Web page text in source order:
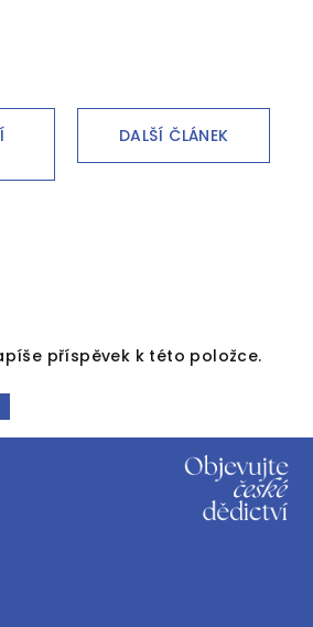
DALŠÍ ČLÁNEK
příspěvek k této položce.